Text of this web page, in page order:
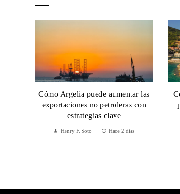
Cómo Argelia puede aumentar las
exportaciones no petroleras con
estrategias clave
Henry F. Soto Hace 2 días